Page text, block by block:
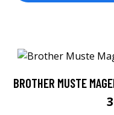
BROTHER MUSTE